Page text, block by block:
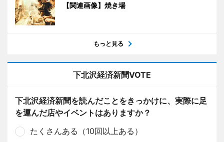
【関連画像】焼き場
もっと見る
下北沢経済新聞VOTE
下北沢経済新聞を読んだことをきっかけに、実際に足
を運んだ店やイベントはありますか？
たくさんある（10回以上ある）